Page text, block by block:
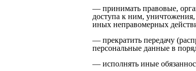
— принимать правовые,
доступа к ним,
иных неправомерных
— прекратить передачу
персональные данные в
— исполнять иные